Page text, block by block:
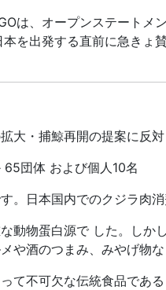
は、オープンステート
を出発する直前に急き
大・捕鯨再開の提案に反
団体 および個人10名
。日本国内でのクジラ肉
動物蛋白源で した。しか
や酒のつまみ、みやげ物
て不可欠な伝統食品であ